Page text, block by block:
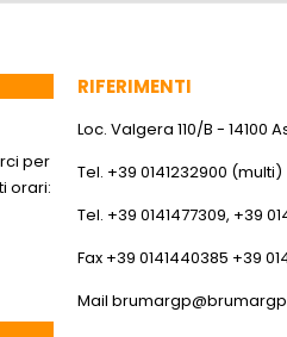
per
orari:
RIFERIMENTI
Loc. Valgera 110/B - 14100
Tel. +39 0141232900 (multi)
Tel. +39 0141477309, +39
Fax +39 0141440385 +39
Mail